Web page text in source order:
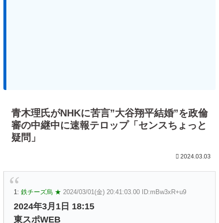
青木理氏がNHKに苦言”大谷翔平結婚”を政倫
審の中継中に速報テロップ「センスちょっと
疑問」
2024.03.03
1: 鉄チーズ烏 ★ 2024/03/01(金) 20:41:03.00 ID:mBw3xR+u9
2024年3月1日 18:15
東スポWEB